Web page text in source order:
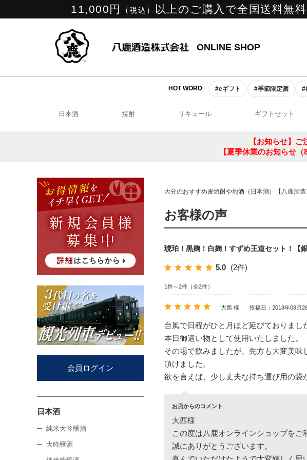
11,000円 （税込） 以上のご購入で全国送料無料
ONLINE SHOP
HOT WORD #eギフト #季節限定酒 #
日本酒 焼酎 リキュール ギフトセット
【お知らせ】
【夏季休業のお知らせ（
大分のおすすめ麦焼酎や地酒（日本酒）【八鹿酒造
お客様の声
琥珀！黒麹！白麹！すずめ王道セット！【
5.0 (2件)
1件～2件（全2件）
大西 様 投稿日：2018年08月
台風で日程がひと月ほど延びておりまし
本日御遣い物として使用いたしました。
その場で飲みましたが、先方も大変美味
頂けました。
欲を言えば、少し丈夫な持ち運び用の袋
お店からのコメント
大西様
この度は八鹿オンラインショップをご
誠にありがとうございます。
会員ログイン
日本酒
純米大吟醸酒
大吟醸酒